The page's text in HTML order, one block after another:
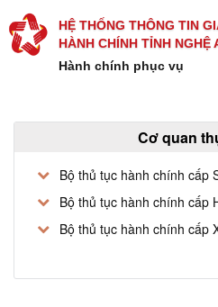
HỆ THỐNG THÔNG TIN
HÀNH CHÍNH TỈNH NGHỆ
Hành chính phục vụ
Cơ quan
Bộ thủ tục hành chính cấp
Bộ thủ tục hành chính cấp
Bộ thủ tục hành chính cấp